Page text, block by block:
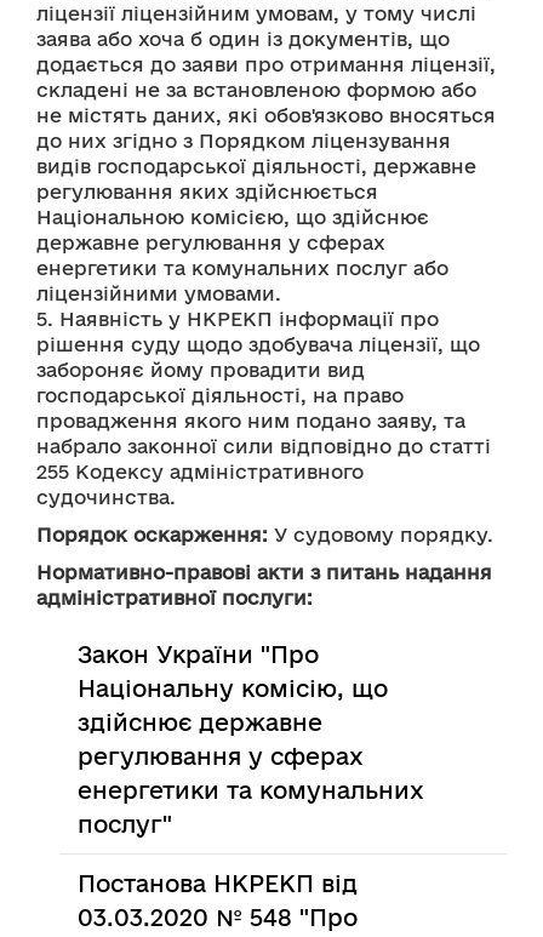
ліцензії ліцензійним умовам, у тому числі
заява або хоча б один із документів, що
додається до заяви про отримання ліцензії,
складені не за встановленою формою або
не містять даних, які обов'язково вносяться
до них згідно з Порядком ліцензування
видів господарської діяльності, державне
регулювання яких здійснюється
Національною комісією, що здійснює
державне регулювання у сферах
енергетики та комунальних послуг або
ліцензійними умовами.
5. Наявність у НКРЕКП інформації про
рішення суду щодо здобувача ліцензії, що
забороняє йому провадити вид
господарської діяльності, на право
провадження якого ним подано заяву, та
набрало законної сили відповідно до статті
255 Кодексу адміністративного
судочинства.
Порядок оскарження: У судовому порядку.
Нормативно-правові акти з питань надання
адміністративної послуги:
Закон України "Про
Національну комісію, що
здійснює державне
регулювання у сферах
енергетики та комунальних
послуг"
Постанова НКРЕКП від
03.03.2020 № 548 "Про